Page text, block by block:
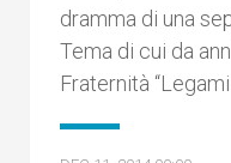
dramma di una
Tema di cui da
Fraternità